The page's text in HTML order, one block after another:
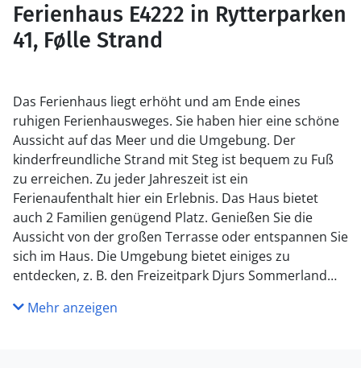
Ferienhaus E4222 in Rytterparken
41, Følle Strand
Das Ferienhaus liegt erhöht und am Ende eines
ruhigen Ferienhausweges. Sie haben hier eine schöne
Aussicht auf das Meer und die Umgebung. Der
kinderfreundliche Strand mit Steg ist bequem zu Fuß
zu erreichen. Zu jeder Jahreszeit ist ein
Ferienaufenthalt hier ein Erlebnis. Das Haus bietet
auch 2 Familien genügend Platz. Genießen Sie die
Aussicht von der großen Terrasse oder entspannen Sie
sich im Haus. Die Umgebung bietet einiges zu
entdecken, z. B. den Freizeitpark Djurs Sommerland
Ihnen einen Besuch in Århus empfehlen (halbe Stunde
Mehr anzeigen